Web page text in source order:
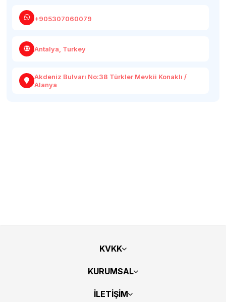
+905307060079
Antalya, Turkey
Akdeniz Bulvarı No:38 Türkler Mevkii Konaklı /
Alanya
KVKK
KURUMSAL
İLETİŞİM